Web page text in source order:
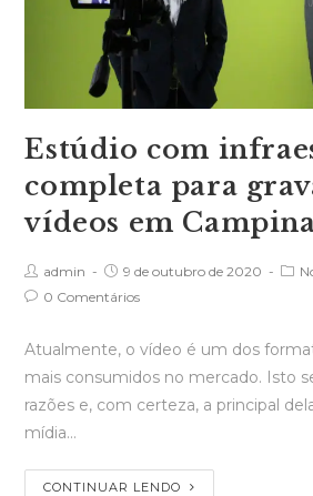
Estúdio com
completa para
vídeos em
admin 9 de outubro de 2020
0 Comentários
Atualmente, o vídeo é um dos
mais consumidos no mercado. Isto
razões e, com certeza, a principal
mídia…
CONTINUAR LENDO